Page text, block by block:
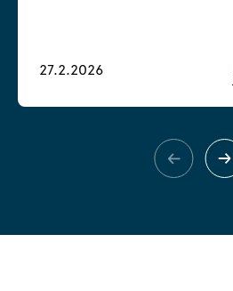
27.2.2026